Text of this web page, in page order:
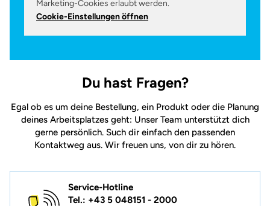
Marketing-Cookies erlaubt werden.
Cookie-Einstellungen öffnen
Du hast Fragen?
Egal ob es um deine Bestellung, ein Produkt oder die Planung
deines Arbeitsplatzes geht: Unser Team unterstützt dich
gerne persönlich. Such dir einfach den passenden
Kontaktweg aus. Wir freuen uns, von dir zu hören.
Service-Hotline
Tel.: +43 5 048151 - 2000